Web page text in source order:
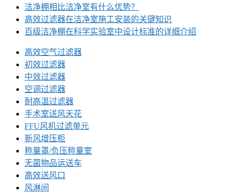
洁净棚相比洁净室有什么优势？
高效过滤器在洁净室施工安装的关键知识
百级洁净棚在科学实验室中设计标准的详细介绍
高效空气过滤器
初效过滤器
中效过滤器
空调过滤器
耐高温过滤器
手术室送风天花
FFU风机过滤单元
新风增压柜
称量罩/负压称量室
无菌物品运送车
高效送风口
风淋间